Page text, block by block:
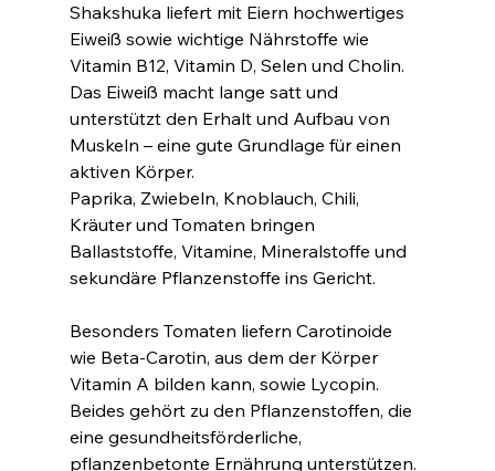
Shakshuka liefert mit Eiern hochwertiges
Eiweiß sowie wichtige Nährstoffe wie
Vitamin B12, Vitamin D, Selen und Cholin.
Das Eiweiß macht lange satt und
unterstützt den Erhalt und Aufbau von
Muskeln – eine gute Grundlage für einen
aktiven Körper.
Paprika, Zwiebeln, Knoblauch, Chili,
Kräuter und Tomaten bringen
Ballaststoffe, Vitamine, Mineralstoffe und
sekundäre Pflanzenstoffe ins Gericht.
Besonders Tomaten liefern Carotinoide
wie Beta-Carotin, aus dem der Körper
Vitamin A bilden kann, sowie Lycopin.
Beides gehört zu den Pflanzenstoffen, die
eine gesundheitsförderliche,
pflanzenbetonte Ernährung unterstützen.